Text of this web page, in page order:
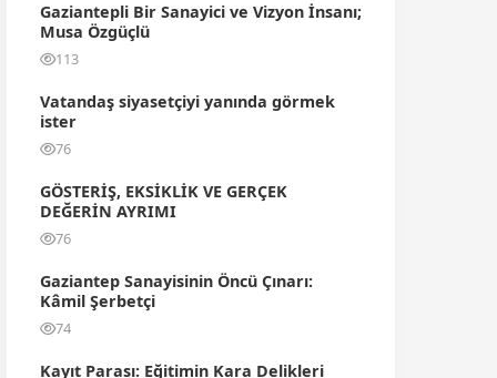
Gaziantepli Bir Sanayici ve Vizyon İnsanı;
Musa Özgüçlü
113
Vatandaş siyasetçiyi yanında görmek
ister
76
GÖSTERİŞ, EKSİKLİK VE GERÇEK
DEĞERİN AYRIMI
76
Gaziantep Sanayisinin Öncü Çınarı:
Kâmil Şerbetçi
74
Kayıt Parası: Eğitimin Kara Delikleri